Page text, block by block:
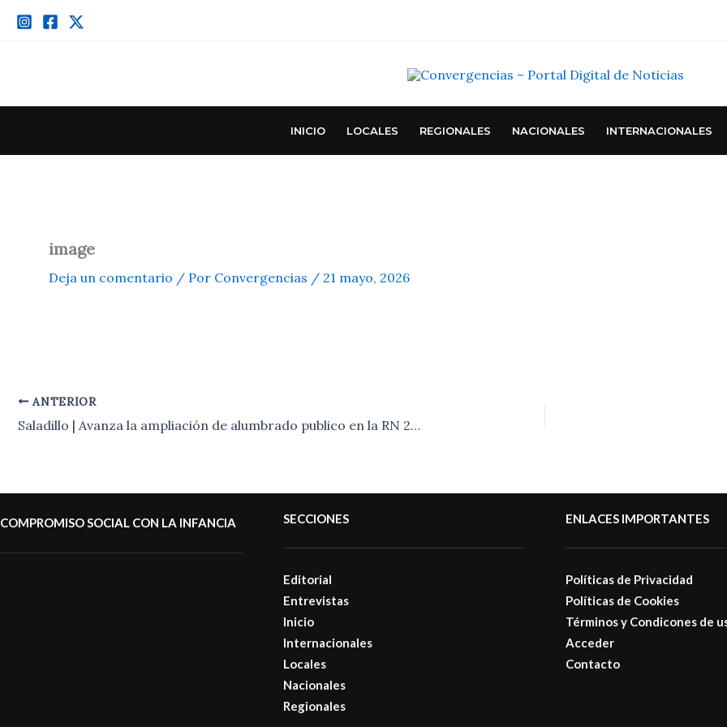
INICIO LOCALES REGIONALES NACIONALES INTERNACIONALES
image
Deja un comentario / Por Convergencias / 21 mayo, 2026
ANTERIOR
Saladillo | Avanza la ampliación de alumbrado publico en la RN 205.-
COMPROMISO SOCIAL CON LA INFANCIA SECCIONES
Editorial
Entrevistas
Inicio
Internacionales
Locales
Nacionales
Regionales
ENLACES IMPORTANTES
Políticas de Privacidad
Políticas de Cookies
Términos y Condicones de
Acceder
Contacto